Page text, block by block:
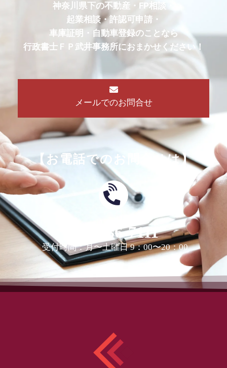
神奈川県下の不動産・FP相談・
起業相談・許認可申請・
車庫証明・自動車登録のことなら
行政書士ＦＰ武井事務所におまかせください！
メールでのお問合せ
【お電話でのお問合せは】
0463-36-7111
受付時間：月〜土曜日 9：00〜20：00